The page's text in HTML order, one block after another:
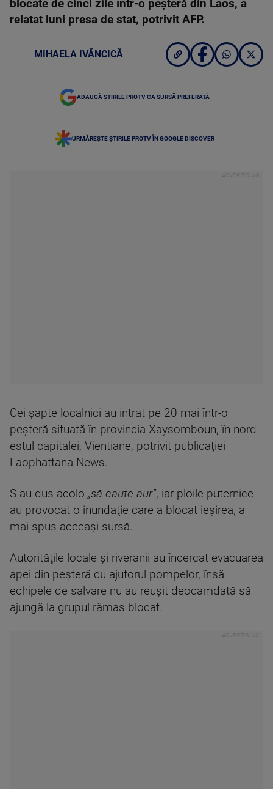
blocate de cinci zile într-o peşteră din Laos, a
relatat luni presa de stat, potrivit AFP.
MIHAELA IVĂNCICĂ
ADAUGĂ ȘTIRILE PROTV CA SURSĂ PREFERATĂ
URMĂREȘTE ȘTIRILE PROTV ÎN GOOGLE DISCOVER
Cei şapte localnici au intrat pe 20 mai într-o
peşteră situată în provincia Xaysomboun, în nord-
estul capitalei, Vientiane, potrivit publicaţiei
Laophattana News.
S-au dus acolo „să caute aur”, iar ploile puternice
au provocat o inundaţie care a blocat ieşirea, a
mai spus aceeaşi sursă.
Autorităţile locale şi riveranii au încercat evacuarea
apei din peşteră cu ajutorul pompelor, însă
echipele de salvare nu au reuşit deocamdată să
ajungă la grupul rămas blocat.